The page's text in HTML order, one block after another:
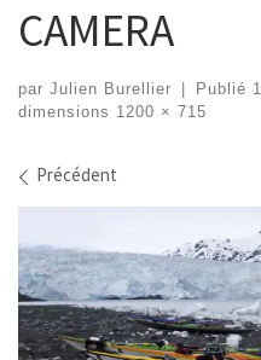
CAMERA
par Julien Burellier Publié
dimensions 1200 × 715
Navigation
Précédent